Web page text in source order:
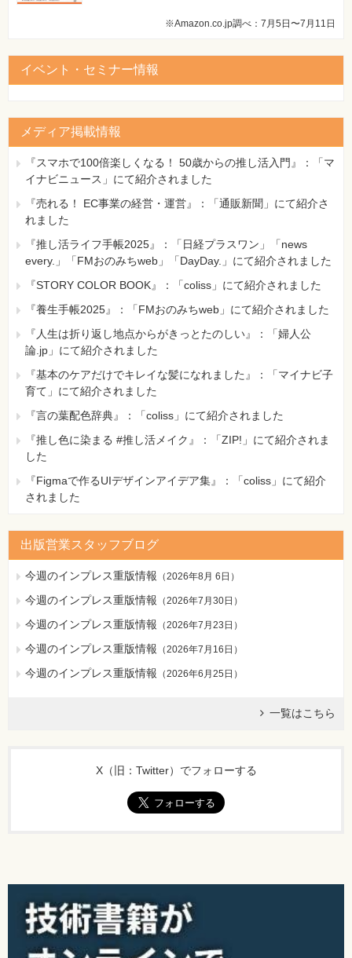
※Amazon.co.jp調べ：7月5日〜7月11日
イベント・セミナー情報
メディア掲載情報
『スマホで100倍楽しくなる！ 50歳からの推し活入門』：「マ
イナビニュース」にて紹介されました
『売れる！ EC事業の経営・運営』：「通販新聞」にて紹介さ
れました
『推し活ライフ手帳2025』：「日経プラスワン」「news
every.」「FMおのみちweb」「DayDay.」にて紹介されました
『STORY COLOR BOOK』：「coliss」にて紹介されました
『養生手帳2025』：「FMおのみちweb」にて紹介されました
『人生は折り返し地点からがきっとたのしい』：「婦人公
論.jp」にて紹介されました
『基本のケアだけでキレイな髪になれました』：「マイナビ子
育て」にて紹介されました
『言の葉配色辞典』：「coliss」にて紹介されました
『推し色に染まる #推し活メイク』：「ZIP!」にて紹介されま
した
『Figmaで作るUIデザインアイデア集』：「coliss」にて紹介
されました
出版営業スタッフブログ
今週のインプレス重版情報 （2026年8月 6日 ）
今週のインプレス重版情報 （2026年7月30日 ）
今週のインプレス重版情報 （2026年7月23日 ）
今週のインプレス重版情報 （2026年7月16日 ）
今週のインプレス重版情報 （2026年6月25日 ）
一覧はこちら
X（旧：Twitter）でフォローする